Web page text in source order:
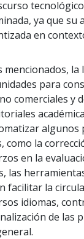
ya que su
en
mencionados, la
para
comerciales y
algunos
la
en la
las
facilitar la
idiomas,
de las